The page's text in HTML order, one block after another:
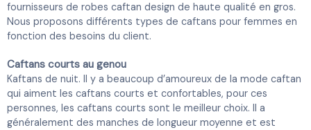
fournisseurs de robes caftan design de haute qualité en gros.
Nous proposons différents types de caftans pour femmes en
fonction des besoins du client.
Caftans courts au genou
Kaftans de nuit. Il y a beaucoup d’amoureux de la mode caftan
qui aiment les caftans courts et confortables, pour ces
personnes, les caftans courts sont le meilleur choix. Il a
généralement des manches de longueur moyenne et est